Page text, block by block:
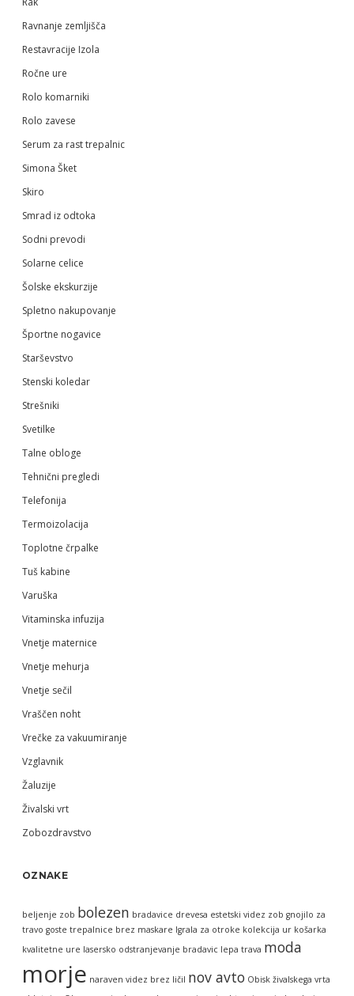
Ravnanje zemljišča
Restavracije Izola
Ročne ure
Rolo komarniki
Rolo zavese
Serum za rast trepalnic
Simona Šket
Skiro
Smrad iz odtoka
Sodni prevodi
Solarne celice
Šolske ekskurzije
Spletno nakupovanje
Športne nogavice
Starševstvo
Stenski koledar
Strešniki
Svetilke
Talne obloge
Tehnični pregledi
Telefonija
Termoizolacija
Toplotne črpalke
Tuš kabine
Varuška
Vitaminska infuzija
Vnetje maternice
Vnetje mehurja
Vnetje sečil
Vraščen noht
Vrečke za vakuumiranje
Vzglavnik
Žaluzije
Živalski vrt
Zobozdravstvo
OZNAKE
beljenje zob bolezen bradavice drevesa estetski videz zob gnojilo za
travo goste trepalnice brez maskare Igrala za otroke kolekcija ur košarka
kvalitetne ure lasersko odstranjevanje bradavic lepa trava moda
morje naraven videz brez ličil nov avto Obisk živalskega vrta